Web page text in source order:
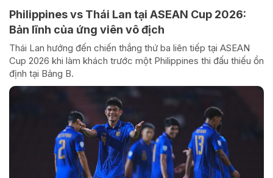
Philippines vs Thái Lan tại ASEAN Cup 2026:
Bản lĩnh của ứng viên vô địch
Thái Lan hướng đến chiến thắng thứ ba liên tiếp tại ASEAN
Cup 2026 khi làm khách trước một Philippines thi đấu thiếu ổn
định tại Bảng B.